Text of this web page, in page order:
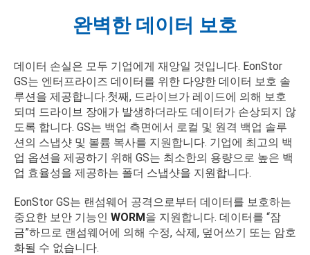
완벽한 데이터 보호
데이터 손실은 모두 기업에게 재앙일 것입니다. EonStor
GS는 엔터프라이즈 데이터를 위한 다양한 데이터 보호 솔
루션을 제공합니다.첫째, 드라이브가 레이드에 의해 보호
되며 드라이브 장애가 발생하더라도 데이터가 손상되지 않
도록 합니다. GS는 백업 측면에서 로컬 및 원격 백업 솔루
션의 스냅샷 및 볼륨 복사를 지원합니다. 기업에 최고의 백
업 옵션을 제공하기 위해 GS는 최소한의 용량으로 높은 백
업 효율성을 제공하는 폴더 스냅샷을 지원합니다.
EonStor GS는 랜섬웨어 공격으로부터 데이터를 보호하는
중요한 보안 기능인 WORM을 지원합니다. 데이터를 “잠
금”하므로 랜섬웨어에 의해 수정, 삭제, 덮어쓰기 또는 암호
화될 수 없습니다.